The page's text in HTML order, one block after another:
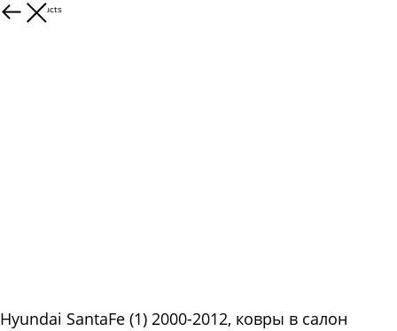
More products
Hyundai SantaFe (1) 2000-2012, ковры в салон